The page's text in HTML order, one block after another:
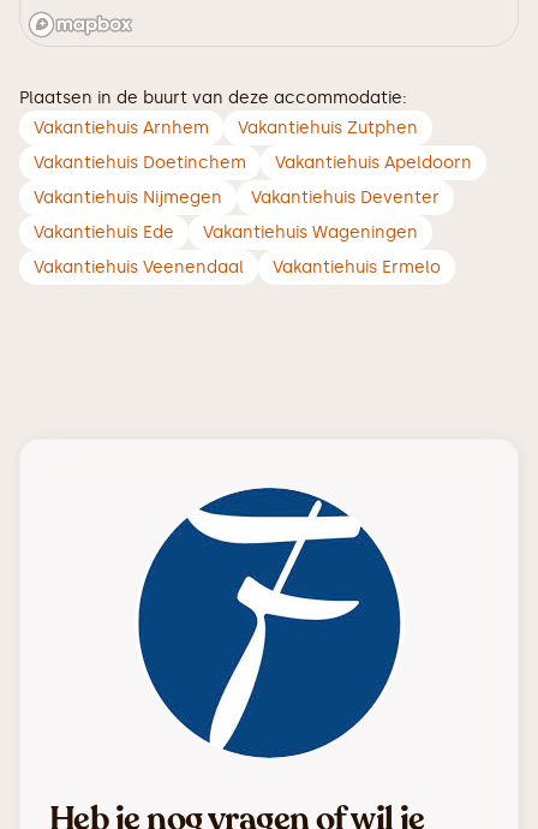
Plaatsen in de buurt van deze accommodatie:
Vakantiehuis Arnhem
Vakantiehuis Zutphen
Vakantiehuis Doetinchem
Vakantiehuis Apeldoorn
Vakantiehuis Nijmegen
Vakantiehuis Deventer
Vakantiehuis Ede
Vakantiehuis Wageningen
Vakantiehuis Veenendaal
Vakantiehuis Ermelo
Heb je nog vragen of wil je